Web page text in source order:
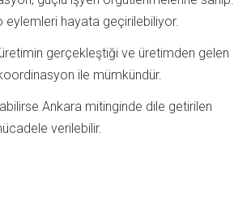
eylemleri hayata geçirilebiliyor.
gerçekleştiği ve üretimden gelen
ile mümkündür.
Ankara mitinginde dile getirilen
verilebilir.